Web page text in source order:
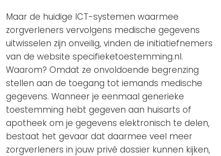
Maar de huidige ICT-systemen waarmee
zorgverleners vervolgens medische gegevens
uitwisselen zijn onveilig, vinden de initiatiefnemers
van de website specifieketoestemming.nl.
Waarom? Omdat ze onvoldoende begrenzing
stellen aan de toegang tot iemands medische
gegevens. Wanneer je eenmaal generieke
toestemming hebt gegeven aan huisarts of
apotheek om je gegevens elektronisch te delen,
bestaat het gevaar dat daarmee veel meer
zorgverleners in jouw privé dossier kunnen kijken,